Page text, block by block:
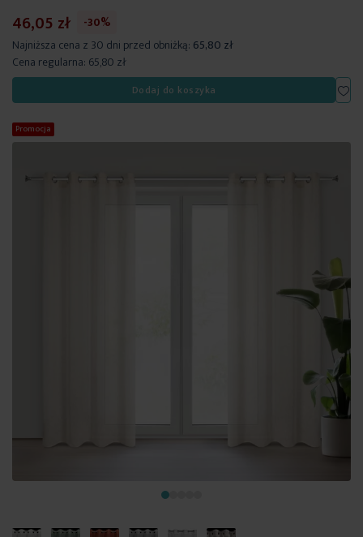
46,05 zł
-30%
Najniższa cena z 30 dni przed obniżką: 65,80 zł
Cena regularna: 65,80 zł
Dodaj do koszyka
Promocja